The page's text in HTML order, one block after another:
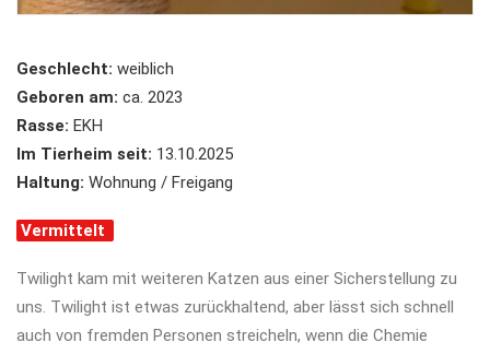
Geschlecht: weiblich
Geboren am: ca. 2023
Rasse: EKH
Im Tierheim seit: 13.10.2025
Haltung: Wohnung / Freigang
Vermittelt
Twilight kam mit weiteren Katzen aus einer Sicherstellung zu
uns. Twilight ist etwas zurückhaltend, aber lässt sich schnell
auch von fremden Personen streicheln, wenn die Chemie